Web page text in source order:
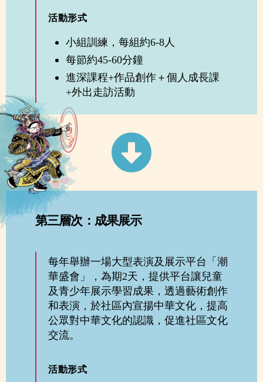
活動形式
小組訓練，每組約6-8人
每節約45-60分鐘
進深課程+作品創作＋個人成長課
+外出走訪活動
第三層次：成果展示
每年舉辦一場大型表演及展示平台「潮
華盛會」，為期2天，提供平台讓兒童
及青少年展示學習成果，透過藝術創作
和表演，於社區內宣揚中華文化，提高
公眾對中華文化的認識，促進社區文化
交流。
活動形式